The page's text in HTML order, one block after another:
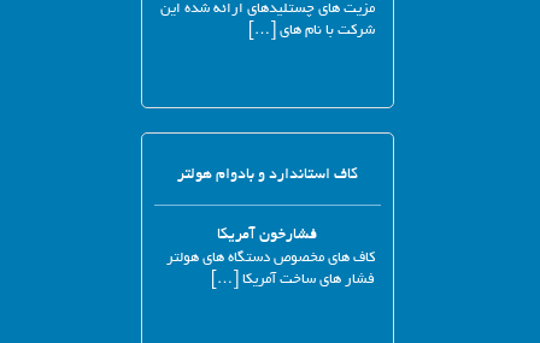
مزیت های چستلیدهای ارائه شده این
شرکت با نام های […]
کاف استاندارد و بادوام هولتر
فشارخون آمریکا
کاف های مخصوص دستگاه های هولتر
فشار های ساخت آمریکا […]